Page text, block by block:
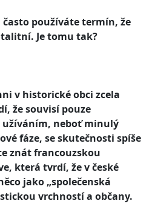
často používáte termín, že
Je tomu tak?
v historické obci zcela
že souvisí pouze
užíváním, neboť minulý
fáze, se skutečnosti spíše
znát francouzskou
která tvrdí, že v české
jako „společenská
vrchností a občany.